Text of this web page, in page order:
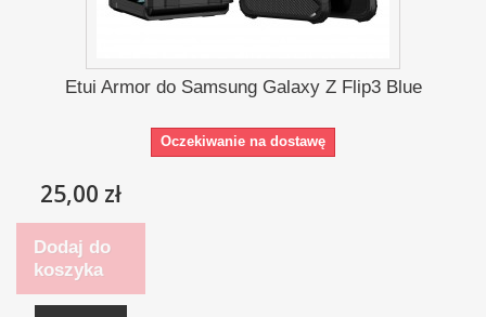
Etui Armor do Samsung Galaxy Z Flip3 Blue
Oczekiwanie na dostawę
25,00 zł
Dodaj do
koszyka